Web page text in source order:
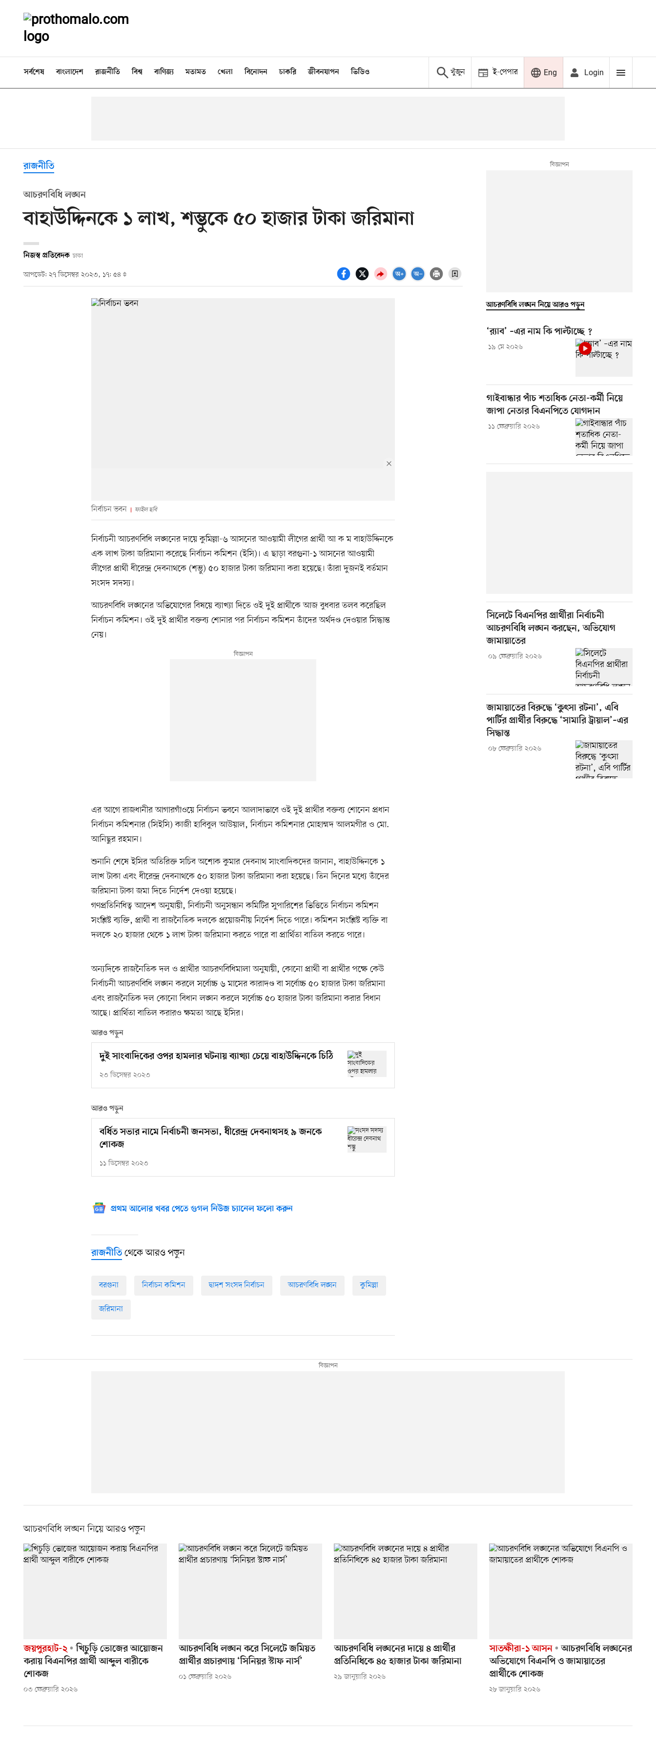
সর্বশেষ বাংলাদেশ রাজনীতি বিশ্ব বাণিজ্য মতামত খেলা বিনোদন চাকরি জীবনযাপন ভিডিও খুঁজুন ই-পেপার Eng Login
রাজনীতি
আচরণবিধি লঙ্ঘন
বাহাউদ্দিনকে ১ লাখ, শম্ভুকে ৫০ হাজার টাকা জরিমানা
নিজস্ব প্রতিবেদক ঢাকা
আপডেট: ২৭ ডিসেম্বর ২০২৩, ১৭: ৫৪
নির্বাচন ভবন ফাইল ছবি
নির্বাচনী আচরণবিধি লঙ্ঘনের দায়ে কুমিল্লা-৬ আসনের আওয়ামী লীগের প্রার্থী আ ক ম বাহাউদ্দিনকে
এক লাখ টাকা জরিমানা করেছে নির্বাচন কমিশন (ইসি)। এ ছাড়া বরগুনা-১ আসনের আওয়ামী
লীগের প্রার্থী ধীরেন্দ্র দেবনাথকে (শম্ভু) ৫০ হাজার টাকা জরিমানা করা হয়েছে। তাঁরা দুজনই বর্তমান
সংসদ সদস্য।
আচরণবিধি লঙ্ঘনের অভিযোগের বিষয়ে ব্যাখ্যা দিতে ওই দুই প্রার্থীকে আজ বুধবার তলব করেছিল
নির্বাচন কমিশন। ওই দুই প্রার্থীর বক্তব্য শোনার পর নির্বাচন কমিশন তাঁদের অর্থদণ্ড দেওয়ার সিদ্ধান্ত
নেয়।
এর আগে রাজধানীর আগারগাঁওয়ে নির্বাচন ভবনে আলাদাভাবে ওই দুই প্রার্থীর বক্তব্য শোনেন প্রধান
নির্বাচন কমিশনার (সিইসি) কাজী হাবিবুল আউয়াল, নির্বাচন কমিশনার মোহাম্মদ আলমগীর ও মো.
আনিছুর রহমান।
শুনানি শেষে ইসির অতিরিক্ত সচিব অশোক কুমার দেবনাথ সাংবাদিকদের জানান, বাহাউদ্দিনকে ১
লাখ টাকা এবং ধীরেন্দ্র দেবনাথকে ৫০ হাজার টাকা জরিমানা করা হয়েছে। তিন দিনের মধ্যে তাঁদের
জরিমানা টাকা জমা দিতে নির্দেশ দেওয়া হয়েছে।
গণপ্রতিনিধিত্ব আদেশ অনুযায়ী, নির্বাচনী অনুসন্ধান কমিটির সুপারিশের ভিত্তিতে নির্বাচন কমিশন
সংশ্লিষ্ট ব্যক্তি, প্রার্থী বা রাজনৈতিক দলকে প্রয়োজনীয় নির্দেশ দিতে পারে। কমিশন সংশ্লিষ্ট ব্যক্তি বা
দলকে ২০ হাজার থেকে ১ লাখ টাকা জরিমানা করতে পারে বা প্রার্থিতা বাতিল করতে পারে।
অন্যদিকে রাজনৈতিক দল ও প্রার্থীর আচরণবিধিমালা অনুযায়ী, কোনো প্রার্থী বা প্রার্থীর পক্ষে কেউ
নির্বাচনী আচরণবিধি লঙ্ঘন করলে সর্বোচ্চ ৬ মাসের কারাদণ্ড বা সর্বোচ্চ ৫০ হাজার টাকা জরিমানা
এবং রাজনৈতিক দল কোনো বিধান লঙ্ঘন করলে সর্বোচ্চ ৫০ হাজার টাকা জরিমানা করার বিধান
আছে। প্রার্থিতা বাতিল করারও ক্ষমতা আছে ইসির।
আরও পড়ুন
দুই সাংবাদিকের ওপর হামলার ঘটনায় ব্যাখ্যা চেয়ে বাহাউদ্দিনকে চিঠি
২৩ ডিসেম্বর ২০২৩
আরও পড়ুন
বর্ধিত সভার নামে নির্বাচনী জনসভা, ধীরেন্দ্র দেবনাথসহ ৯ জনকে
শোকজ
১১ ডিসেম্বর ২০২৩
প্রথম আলোর খবর পেতে গুগল নিউজ চ্যানেল ফলো করুন
রাজনীতি থেকে আরও পড়ুন
বরগুনা নির্বাচন কমিশন দ্বাদশ সংসদ নির্বাচন আচরণবিধি লঙ্ঘন কুমিল্লা
জরিমানা
আচরণবিধি লঙ্ঘন নিয়ে আরও পড়ুন
‘র‍্যাব’ –এর নাম কি পাল্টাচ্ছে ?
১৯ মে ২০২৬
গাইবান্ধার পাঁচ শতাধিক নেতা-কর্মী নিয়ে
জাপা নেতার বিএনপিতে যোগদান
১১ ফেব্রুয়ারি ২০২৬
সিলেটে বিএনপির প্রার্থীরা নির্বাচনী
আচরণবিধি লঙ্ঘন করছেন, অভিযোগ
জামায়াতের
০৯ ফেব্রুয়ারি ২০২৬
জামায়াতের বিরুদ্ধে ‘কুৎসা রটনা’, এবি
পার্টির প্রার্থীর বিরুদ্ধে ‘সামারি ট্রায়াল’–এর
সিদ্ধান্ত
০৮ ফেব্রুয়ারি ২০২৬
আচরণবিধি লঙ্ঘন নিয়ে আরও পড়ুন
জয়পুরহাট-২
খিচুড়ি ভোজের আয়োজন
করায় বিএনপির প্রার্থী আব্দুল বারীকে
শোকজ
০৩ ফেব্রুয়ারি ২০২৬
আচরণবিধি লঙ্ঘন করে সিলেটে জমিয়ত
প্রার্থীর প্রচারণায় ‘সিনিয়র স্টাফ নার্স’
০১ ফেব্রুয়ারি ২০২৬
আচরণবিধি লঙ্ঘনের দায়ে ৪ প্রার্থীর
প্রতিনিধিকে ৪৫ হাজার টাকা জরিমানা
২৯ জানুয়ারি ২০২৬
সাতক্ষীরা-১ আসন
আচরণবিধি লঙ্ঘনের
অভিযোগে বিএনপি ও জামায়াতের
প্রার্থীকে শোকজ
২৮ জানুয়ারি ২০২৬